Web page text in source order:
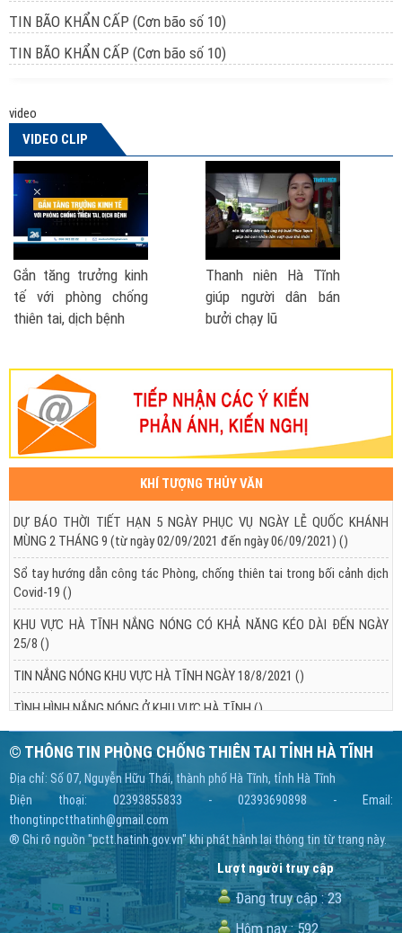
TIN BÃO KHẨN CẤP (Cơn bão số 10)
TIN BÃO KHẨN CẤP (Cơn bão số 10)
video
VIDEO CLIP
niên Hà Tĩnh
người dân bán
lũ
Phó Thủ tướng nói về
đề xuất thành lập Bộ
Phòng chống thiên tai
KHÍ TƯỢNG THỦY VĂN
DỰ BÁO THỜI TIẾT HẠN 5 NGÀY PHỤC VỤ NGÀY LỄ QUỐC KHÁNH
MÙNG 2 THÁNG 9 (từ ngày 02/09/2021 đến ngày 06/09/2021) ()
Sổ tay hướng dẫn công tác Phòng, chống thiên tai trong bối cảnh dịch
Covid-19 ()
KHU VỰC HÀ TĨNH NẮNG NÓNG CÓ KHẢ NĂNG KÉO DÀI ĐẾN NGÀY
25/8 ()
TIN NẮNG NÓNG KHU VỰC HÀ TĨNH NGÀY 18/8/2021 ()
TÌNH HÌNH NẮNG NÓNG Ở KHU VỰC HÀ TĨNH()
© THÔNG TIN PHÒNG CHỐNG THIÊN TAI TỈNH HÀ TĨNH
Địa chỉ: Số 07, Nguyễn Hữu Thái, thành phố Hà Tĩnh, tỉnh Hà Tĩnh
Điện thoại: 02393855833 - 02393690898 - Email:
thongtinpctthatinh@gmail.com
® Ghi rõ nguồn "pctt.hatinh.gov.vn" khi phát hành lại thông tin từ trang này.
Lượt người truy cập
Đang truy cập : 23
Hôm nay : 592